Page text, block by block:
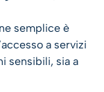
semplice è
a servizi
sensibili, sia a